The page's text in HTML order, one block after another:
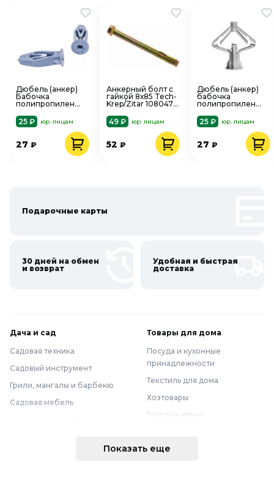
Дюбель (анкер)
Бабочка
полипропилен
Krep/Zitar 111486
4шт
25 ₽ юр. лицам
27 ₽
Анкерный болт с
гайкой 8х85 Tech-
Krep/Zitar 108047
49 ₽
юр. лицам
52 ₽
Дюбель (анкер)
бабочка
полипропилен
Krep/Zitar 111488
4шт
25 ₽ юр. лицам
27 ₽
Подарочные карты
30 дней на обмен
и возврат
Удобная и быстрая
доставка
Дача и сад
Садовая техника
Садовый инструмент
Грили, мангалы и барбекю
Садовая мебель
Товары для дома
Посуда и кухонные
принадлежности
Текстиль для дома
Хозтовары
Бытовая химия
Мебель
Показать еще